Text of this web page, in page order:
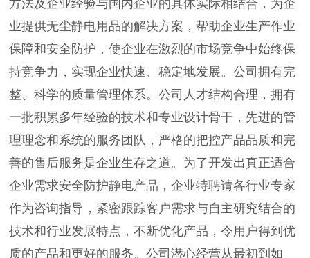
方法及企业经验与国内企业的具体实际相结合，为企
业提供无尘静电用品的解决方案，帮助企业生产作业
保障和安全防护，使企业在激烈的市场竞争中始终保
持竞争力，实现企业快速、稳定地发展。公司拥有完
整、科学的质量管理体系。公司人才结构合理，拥有
一批积累多年经验的技术和专业设计骨干，先进的管
理理念和系统的服务团队，严格的把控产品品质和完
善的售后服务是企业生存之道。为了开发出真正适合
企业需求安全防护静电产品，企业特聘请各行业专家
作为咨询指导，紧密跟踪客户需求与自主研究结合的
技术和行业发展特点，不断优化产品，令用户得到优
质的产品和更好的服务。公司潜心经营从最初到如